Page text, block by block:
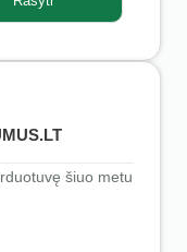
šiuo metu